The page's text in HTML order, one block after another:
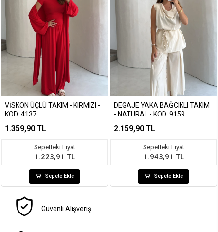
VISKON ÜÇLÜ TAKIM - KIRMIZI -
KOD: 4137
1.359,90 TL
Sepetteki Fiyat
1.223,91 TL
Sepete Ekle
DEGAJE YAKA BAĞCIKLI TAKIM
- NATURAL - KOD: 9159
2.159,90 TL
Sepetteki Fiyat
1.943,91 TL
Sepete Ekle
Güvenli Alışveriş